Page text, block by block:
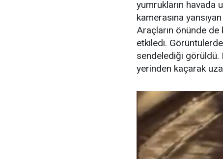
yumrukların havada
kamerasına
Araçların önünde
etkiledi.
sendelediği görüldü.
yerinden kaçarak